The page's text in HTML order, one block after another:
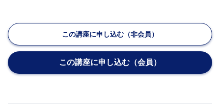
この講座に申し込む（非会員）
この講座に申し込む（会員）